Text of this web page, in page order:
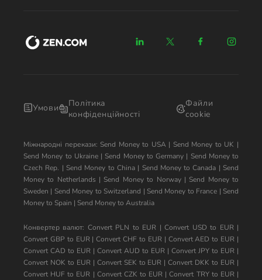
Умови
Політика
конфіденційності
Файли
cookie
Міжнародні перекази: Send Money to USA| Send Money to UK |
Send Money to Ukraine| Send Money to Germany | Send Money to
Czech Rep. | Send Money to China| Send Money to Canada | Send
Money to Netherlands | Send Money to Norway| Send Money to
Sweden | Send Money to Switzerland | Send Money to France | Send
Money to Spain | Send Money to Australia
Конвертер валют: Convert PLN to EUR |Convert USD to EUR|
Convert GBP to EUR|Convert CHF to EUR| Convert AED to EUR |
Convert CAD to EUR | Convert AUD to EUR | Convert JPY to EUR |
Convert NOK to EUR| Convert SEK to EUR |Convert DKK to EUR |
Convert HUF to EUR | Convert CZK to EUR |Convert TRY to EUR|